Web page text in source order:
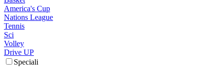
America's Cup
Nations League
Tennis
Sci
Volley
Drive UP
Speciali